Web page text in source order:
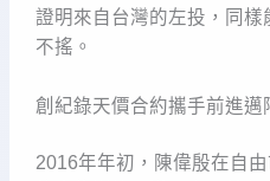
證明來自台灣的左投，同
不搖。
創紀錄天價合約攜手前進邁
2016年年初，陳偉殷在自